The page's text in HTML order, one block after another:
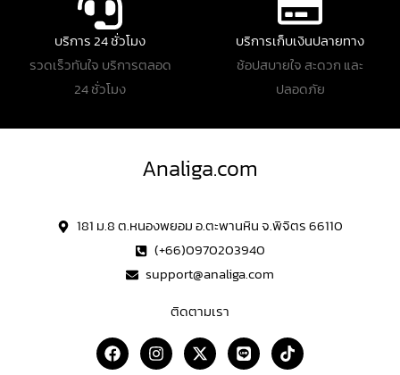
บริการ 24 ชั่วโมง
รวดเร็วทันใจ บริการตลอด
24 ชั่วโมง
บริการเก็บเงินปลายทาง
ช้อปสบายใจ สะดวก และ
ปลอดภัย
Analiga.com
181 ม.8 ต.หนองพยอม อ.ตะพานหิน จ.พิจิตร 66110
(+66)0970203940
support@analiga.com
ติดตามเรา
F
a
I
n
X
-
L
i
T
i